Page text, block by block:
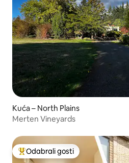
Kuća – North Plains
Merten Vineyards
Među najviše rangiranima s
Odabrali gosti